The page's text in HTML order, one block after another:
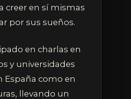
creer en sí mismas
por sus sueños.
en charlas en
y universidades
España como en
llevando un